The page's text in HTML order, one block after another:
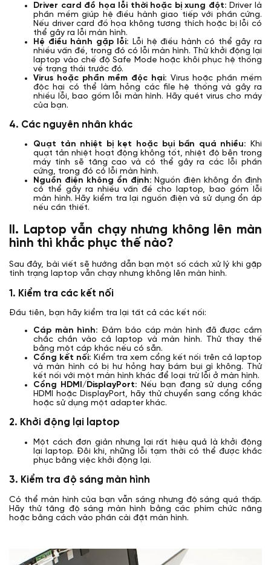
Driver card đồ họa lỗi thời hoặc bị xung đột: Driver là
phần mềm giúp hệ điều hành giao tiếp với phần cứng.
Nếu driver card đồ họa không tương thích hoặc bị lỗi có
thể gây ra lỗi màn hình.
Hệ điều hành gặp lỗi: Lỗi hệ điều hành có thể gây ra
nhiều vấn đề, trong đó có lỗi màn hình. Thử khởi động lại
laptop vào chế độ Safe Mode hoặc khôi phục hệ thống
về trạng thái trước đó.
Virus hoặc phần mềm độc hại: Virus hoặc phần mềm
độc hại có thể làm hỏng các file hệ thống và gây ra
nhiều lỗi, bao gồm lỗi màn hình. Hãy quét virus cho máy
của bạn.
4. Các nguyên nhân khác
Quạt tản nhiệt bị kẹt hoặc bụi bẩn quá nhiều: Khi
quạt tản nhiệt hoạt động không tốt, nhiệt độ bên trong
máy tính sẽ tăng cao và có thể gây ra các lỗi phần
cứng, trong đó có lỗi màn hình.
Nguồn điện không ổn định: Nguồn điện không ổn định
có thể gây ra nhiều vấn đề cho laptop, bao gồm lỗi
màn hình. Hãy kiểm tra lại nguồn điện và sử dụng ổn áp
nếu cần thiết.
II. Laptop vẫn chạy nhưng không lên màn
hình thì khắc phục thế nào?
Sau đây, bài viết sẽ hướng dẫn bạn một số cách xử lý khi gặp
tình trạng laptop vẫn chạy nhưng không lên màn hình.
1. Kiểm tra các kết nối
Đầu tiên, bạn hãy kiểm tra lại tất cả các kết nối:
Cáp màn hình: Đảm bảo cáp màn hình đã được cắm
chắc chắn vào cả laptop và màn hình. Thử thay thế
bằng một cáp khác nếu có sẵn.
Cổng kết nối: Kiểm tra xem cổng kết nối trên cả laptop
và màn hình có bị hư hỏng hay bám bụi gì không. Thử
kết nối với một màn hình khác để loại trừ lỗi ở màn hình.
Cổng HDMI/DisplayPort: Nếu bạn đang sử dụng cổng
HDMI hoặc DisplayPort, hãy thử chuyển sang cổng khác
hoặc sử dụng một adapter khác.
2. Khởi động lại laptop
Một cách đơn giản nhưng lại rất hiệu quả là khởi động
lại laptop. Đôi khi, những lỗi tạm thời có thể được khắc
phục bằng việc khởi động lại.
3. Kiểm tra độ sáng màn hình
Có thể màn hình của bạn vẫn sáng nhưng độ sáng quá thấp.
Hãy thử tăng độ sáng màn hình bằng các phím chức năng
hoặc bằng cách vào phần cài đặt màn hình.